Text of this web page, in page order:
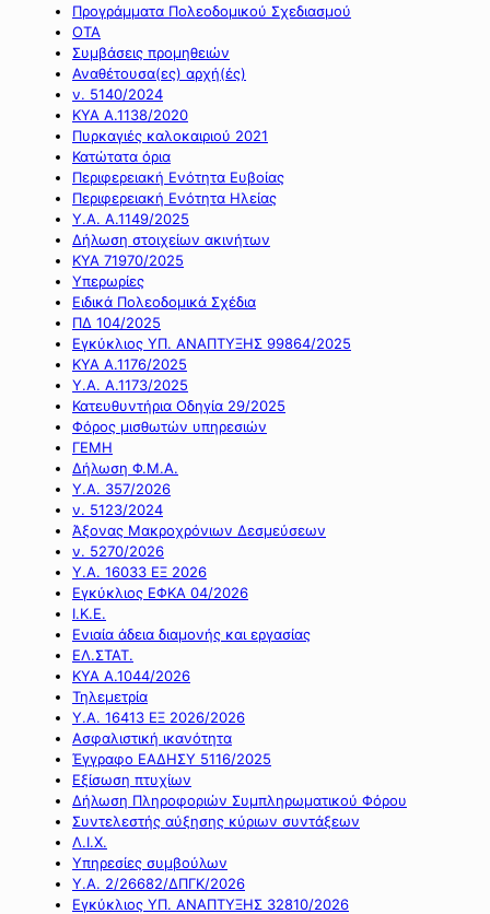
Προγράμματα Πολεοδομικού Σχεδιασμού
ΟΤΑ
Συμβάσεις προμηθειών
Αναθέτουσα(ες) αρχή(ές)
ν. 5140/2024
ΚΥΑ Α.1138/2020
Πυρκαγιές καλοκαιριού 2021
Κατώτατα όρια
Περιφερειακή Ενότητα Ευβοίας
Περιφερειακή Ενότητα Ηλείας
Υ.Α. Α.1149/2025
Δήλωση στοιχείων ακινήτων
ΚΥΑ 71970/2025
Υπερωρίες
Ειδικά Πολεοδομικά Σχέδια
ΠΔ 104/2025
Εγκύκλιος ΥΠ. ΑΝΑΠΤΥΞΗΣ 99864/2025
ΚΥΑ Α.1176/2025
Υ.Α. Α.1173/2025
Κατευθυντήρια Οδηγία 29/2025
Φόρος μισθωτών υπηρεσιών
ΓΕΜΗ
Δήλωση Φ.Μ.Α.
Υ.Α. 357/2026
ν. 5123/2024
Άξονας Μακροχρόνιων Δεσμεύσεων
ν. 5270/2026
Υ.Α. 16033 ΕΞ 2026
Εγκύκλιος ΕΦΚΑ 04/2026
Ι.Κ.Ε.
Ενιαία άδεια διαμονής και εργασίας
ΕΛ.ΣΤΑΤ.
ΚΥΑ Α.1044/2026
Τηλεμετρία
Υ.Α. 16413 ΕΞ 2026/2026
Ασφαλιστική ικανότητα
Έγγραφο ΕΑΔΗΣΥ 5116/2025
Εξίσωση πτυχίων
Δήλωση Πληροφοριών Συμπληρωματικού Φόρου
Συντελεστής αύξησης κύριων συντάξεων
Λ.Ι.Χ.
Υπηρεσίες συμβούλων
Υ.Α. 2/26682/ΔΠΓΚ/2026
Εγκύκλιος ΥΠ. ΑΝΑΠΤΥΞΗΣ 32810/2026